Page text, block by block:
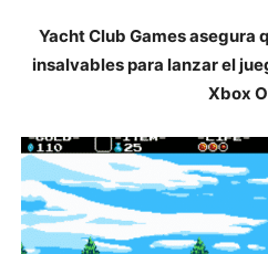
Yacht Club Games asegura
insalvables para lanzar el
Xbox